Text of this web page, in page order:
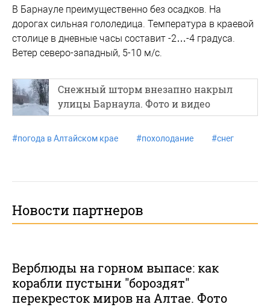
В Барнауле преимущественно без осадков. На
дорогах сильная гололедица. Температура в краевой
столице в дневные часы составит -2…-4 градуса.
Ветер северо-западный, 5-10 м/с.
Снежный шторм внезапно накрыл
улицы Барнаула. Фото и видео
#погода в Алтайском крае #похолодание #снег
Новости партнеров
Верблюды на горном выпасе: как
корабли пустыни "бороздят"
перекресток миров на Алтае. Фото